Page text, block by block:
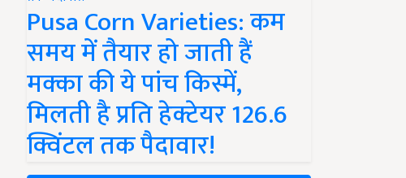
Pusa Corn Varieties: कम
समय में तैयार हो जाती हैं
मक्का की ये पांच किस्में,
मिलती है प्रति हेक्टेयर 126.6
क्विंटल तक पैदावार!